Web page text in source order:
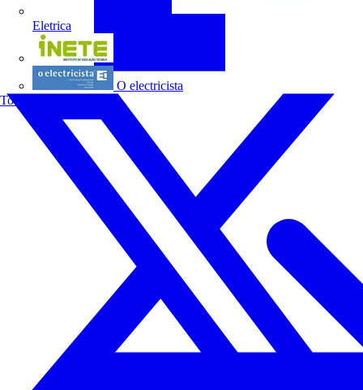
Eletrica
O electricista
Todos os parceiros